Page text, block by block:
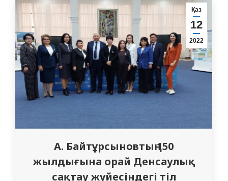
жұмысының жоспарын орындау аясында
стоматологиялық пәндер және жақ-бет
хирургиясы кафедрасы кураторлық
тобымен бірлесіп мұражайға баруды
ұйымдастырып, аралады.…
Қаз
12
2022
А. Байтұрсыновтың 150
жылдығына орай Денсаулық
сақтау жүйесіндегі тіл